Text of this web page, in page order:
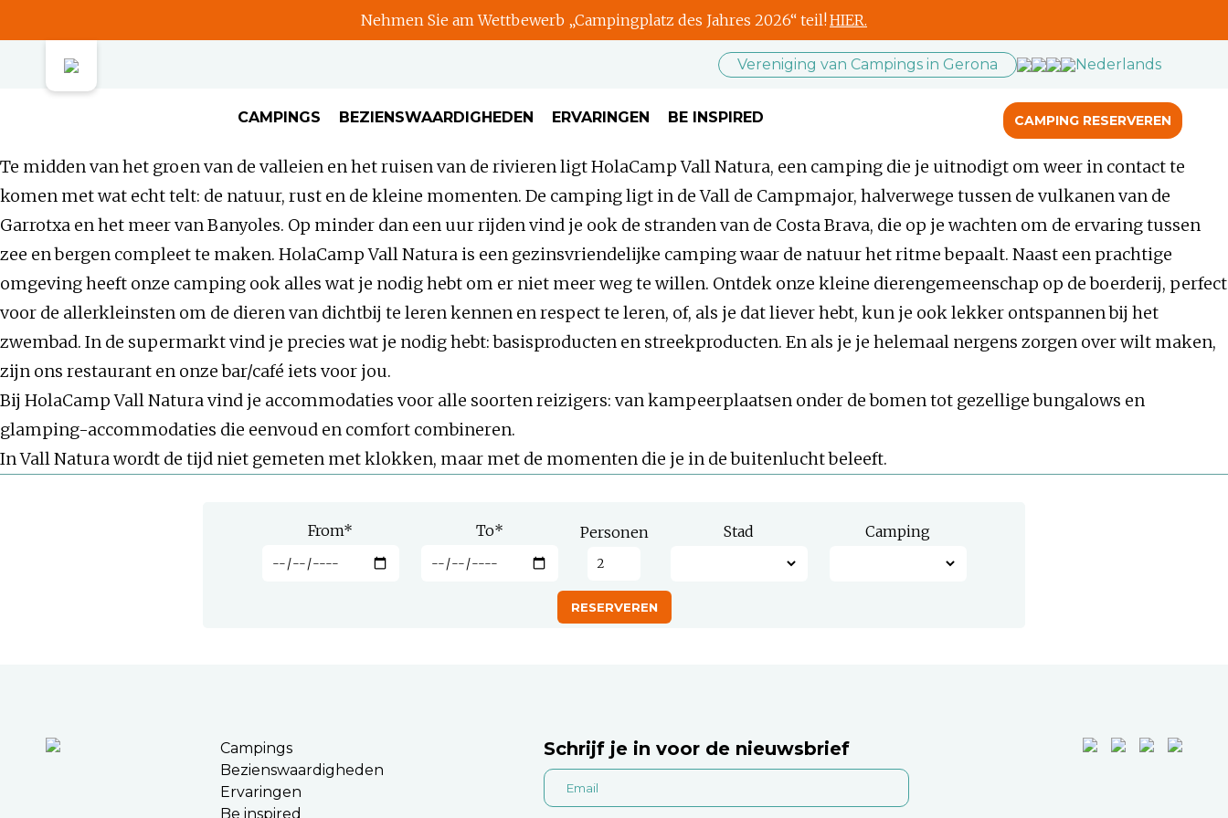
Nehmen Sie am Wettbewerb „Campingplatz des Jahres 2026“ teil!HIER.
Vereniging van Campings in Gerona Nederlands
CAMPINGS BEZIENSWAARDIGHEDEN ERVARINGEN BE INSPIRED CAMPING RESERVEREN
Te midden van het groen van de valleien en het ruisen van de rivieren ligt HolaCamp Vall Natura, een camping die je uitnodigt om weer in contact te
komen met wat echt telt: de natuur, rust en de kleine momenten. De camping ligt in de Vall de Campmajor, halverwege tussen de vulkanen van de
Garrotxa en het meer van Banyoles. Op minder dan een uur rijden vind je ook de stranden van de Costa Brava, die op je wachten om de ervaring tussen
zee en bergen compleet te maken. HolaCamp Vall Natura is een gezinsvriendelijke camping waar de natuur het ritme bepaalt. Naast een prachtige
omgeving heeft onze camping ook alles wat je nodig hebt om er niet meer weg te willen. Ontdek onze kleine dierengemeenschap op de boerderij, perfect
voor de allerkleinsten om de dieren van dichtbij te leren kennen en respect te leren, of, als je dat liever hebt, kun je ook lekker ontspannen bij het
zwembad. In de supermarkt vind je precies wat je nodig hebt: basisproducten en streekproducten. En als je je helemaal nergens zorgen over wilt maken,
zijn ons restaurant en onze bar/café iets voor jou.
Bij HolaCamp Vall Natura vind je accommodaties voor alle soorten reizigers: van kampeerplaatsen onder de bomen tot gezellige bungalows en
glamping-accommodaties die eenvoud en comfort combineren.
In Vall Natura wordt de tijd niet gemeten met klokken, maar met de momenten die je in de buitenlucht beleeft.
From* To* Personen Stad Camping
Campings
Bezienswaardigheden
Ervaringen
Be inspired
Schrijf je in voor de nieuwsbrief